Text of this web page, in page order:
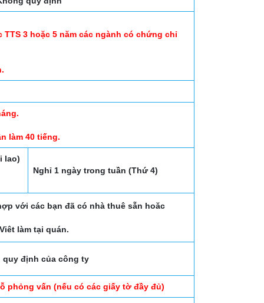
3 hoặc 5 năm các ngành có chứng chỉ
làm 40 tiếng.
lao)
Nghỉ 1 ngày trong tuần (Thứ 4)
với các bạn đã có nhà thuê sẵn hoăc
làm tại quán.
quy định của công ty
phỏng vấn (nếu có các giấy tờ đầy đủ)